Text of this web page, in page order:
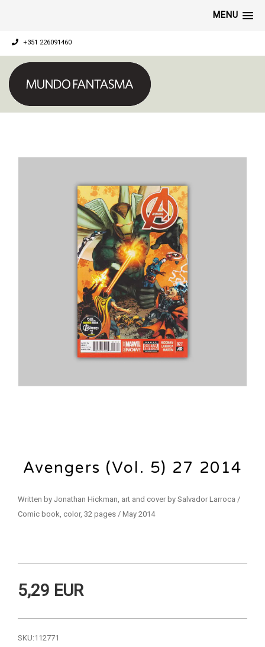
MENU
+351 226091460
Avengers (Vol. 5) 27 2014
Written by Jonathan Hickman, art and cover by Salvador Larroca /
Comic book, color, 32 pages / May 2014
5,29 EUR
SKU:112771